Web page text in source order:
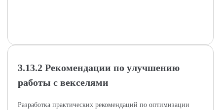
3.13.2 Рекомендации по улучшению
работы с векселями
Разработка практических рекомендаций по оптимизации